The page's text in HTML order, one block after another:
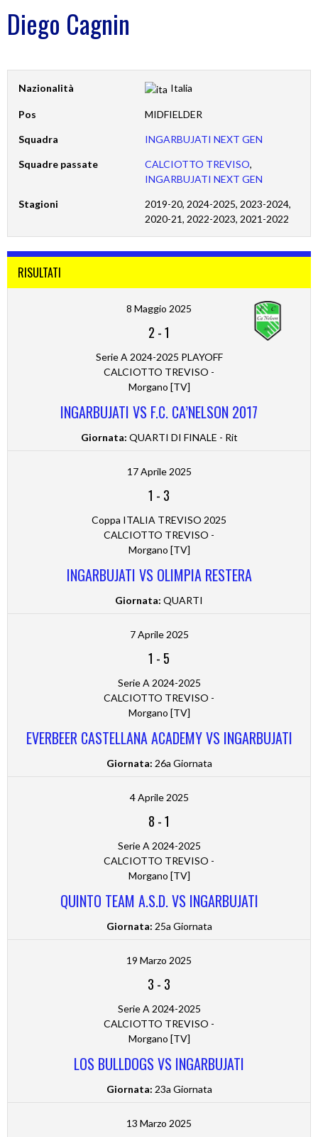
Diego Cagnin
Nazionalità Italia
Pos MIDFIELDER
Squadra INGARBUJATI NEXT GEN
Squadre passate CALCIOTTO TREVISO,
INGARBUJATI NEXT GEN
Stagioni
2019-20, 2024-2025, 2023-2024,
2020-21, 2022-2023, 2021-2022
RISULTATI
8 Maggio 2025
2 -1
Serie A 2024-2025 PLAYOFF
CALCIOTTO TREVISO -
Morgano [TV]
INGARBUJATI VS F.C. CA’NELSON 2017
Giornata: QUARTI DI FINALE - Rit
17 Aprile 2025
1 - 3
Coppa ITALIA TREVISO 2025
CALCIOTTO TREVISO -
Morgano [TV]
INGARBUJATI VS OLIMPIA RESTERA
Giornata: QUARTI
7 Aprile 2025
1 - 5
Serie A 2024-2025
CALCIOTTO TREVISO -
Morgano [TV]
EVERBEER CASTELLANA ACADEMY VS INGARBUJATI
Giornata: 26a Giornata
4 Aprile 2025
8 -1
Serie A 2024-2025
CALCIOTTO TREVISO -
Morgano [TV]
QUINTO TEAM A.S.D. VS INGARBUJATI
Giornata: 25a Giornata
19 Marzo 2025
3 - 3
Serie A 2024-2025
CALCIOTTO TREVISO -
Morgano [TV]
LOS BULLDOGS VS INGARBUJATI
Giornata: 23a Giornata
13 Marzo 2025